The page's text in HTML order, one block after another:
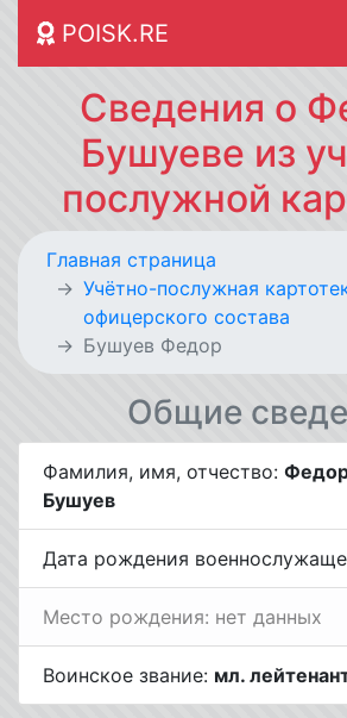
POISK.RE
Сведения о
Бушуеве из
послужной
Главная страница
Учётно-послужная
офицерского состава
Бушуев Федор
Общие
Фамилия, имя, отчество:
Бушуев
Дата рождения
Место рождения: нет данных
Воинское звание: мл.